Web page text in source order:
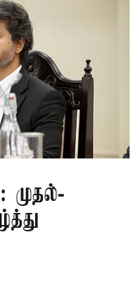
முதல்-